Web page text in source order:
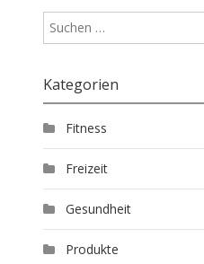
Kategorien
Fitness
Freizeit
Gesundheit
Produkte